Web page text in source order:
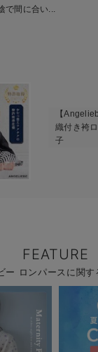
で間に合い...
【
織付き袴
子
FEATURE
ー ロンパースに関す